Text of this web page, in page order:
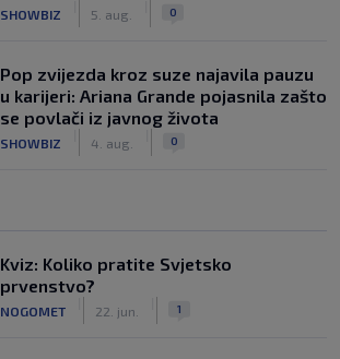
SHOWBIZ 5. aug. 0
Pop zvijezda kroz suze najavila pauzu
u karijeri: Ariana Grande pojasnila zašto
se povlači iz javnog života
SHOWBIZ 4. aug. 0
Kviz: Koliko pratite Svjetsko
prvenstvo?
NOGOMET 22. jun. 1